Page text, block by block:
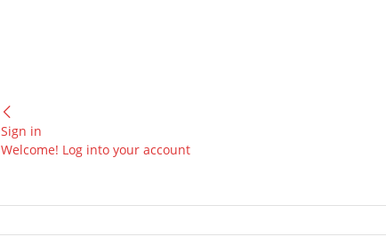
Sign in
Welcome! Log into your account